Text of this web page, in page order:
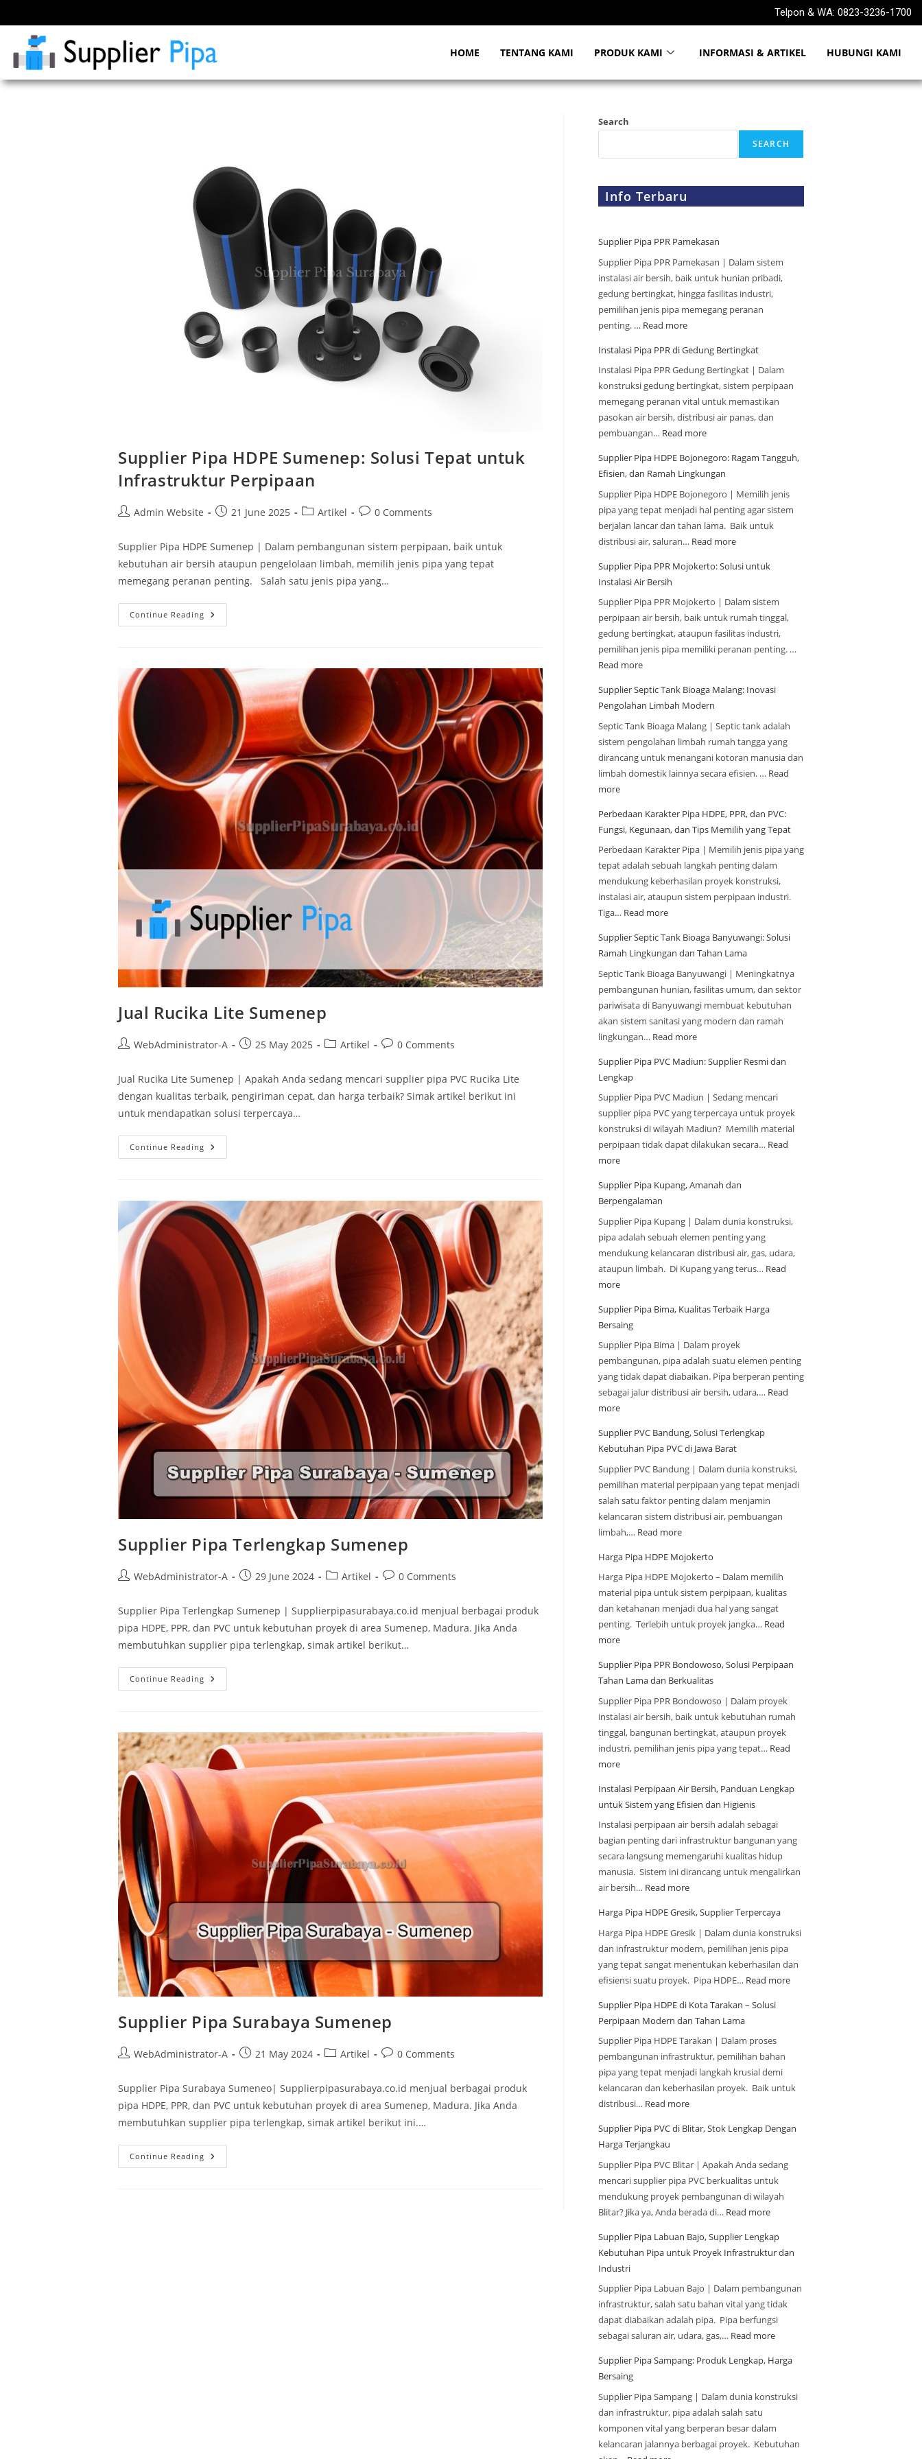
Telpon & WA: 0823-3236-1700
HOME TENTANG KAMI PRODUK KAMI INFORMASI & ARTIKEL HUBUNGI KAMI
Supplier Pipa HDPE Sumenep: Solusi Tepat untuk
Infrastruktur Perpipaan
Admin Website 21 June 2025 Artikel 0 Comments
Supplier Pipa HDPE Sumenep | Dalam pembangunan sistem perpipaan, baik untuk
kebutuhan air bersih ataupun pengelolaan limbah, memilih jenis pipa yang tepat
memegang peranan penting. Salah satu jenis pipa yang…
Continue Reading
Jual Rucika Lite Sumenep
WebAdministrator-A 25 May 2025 Artikel 0 Comments
Jual Rucika Lite Sumenep | Apakah Anda sedang mencari supplier pipa PVC Rucika Lite
dengan kualitas terbaik, pengiriman cepat, dan harga terbaik? Simak artikel berikut ini
untuk mendapatkan solusi terpercaya…
Continue Reading
Supplier Pipa Terlengkap Sumenep
WebAdministrator-A 29 June 2024 Artikel 0 Comments
Supplier Pipa Terlengkap Sumenep | Supplierpipasurabaya.co.id menjual berbagai produk
pipa HDPE, PPR, dan PVC untuk kebutuhan proyek di area Sumenep, Madura. Jika Anda
membutuhkan supplier pipa terlengkap, simak artikel berikut…
Continue Reading
Supplier Pipa Surabaya Sumenep
WebAdministrator-A 21 May 2024 Artikel 0 Comments
Supplier Pipa Surabaya Sumeneo| Supplierpipasurabaya.co.id menjual berbagai produk
pipa HDPE, PPR, dan PVC untuk kebutuhan proyek di area Sumenep, Madura. Jika Anda
membutuhkan supplier pipa terlengkap, simak artikel berikut ini.…
Continue Reading
Search
SEARCH
Info Terbaru
Supplier Pipa PPR Pamekasan
Supplier Pipa PPR Pamekasan | Dalam sistem
instalasi air bersih, baik untuk hunian pribadi,
gedung bertingkat, hingga fasilitas industri,
pemilihan jenis pipa memegang peranan
penting. … Read more
Instalasi Pipa PPR di Gedung Bertingkat
Instalasi Pipa PPR Gedung Bertingkat | Dalam
konstruksi gedung bertingkat, sistem perpipaan
memegang peranan vital untuk memastikan
pasokan air bersih, distribusi air panas, dan
pembuangan… Read more
Supplier Pipa HDPE Bojonegoro: Ragam Tangguh,
Efisien, dan Ramah Lingkungan
Supplier Pipa HDPE Bojonegoro | Memilih jenis
pipa yang tepat menjadi hal penting agar sistem
berjalan lancar dan tahan lama. Baik untuk
distribusi air, saluran… Read more
Supplier Pipa PPR Mojokerto: Solusi untuk
Instalasi Air Bersih
Supplier Pipa PPR Mojokerto | Dalam sistem
perpipaan air bersih, baik untuk rumah tinggal,
gedung bertingkat, ataupun fasilitas industri,
pemilihan jenis pipa memiliki peranan penting. …
Read more
Supplier Septic Tank Bioaga Malang: Inovasi
Pengolahan Limbah Modern
Septic Tank Bioaga Malang | Septic tank adalah
sistem pengolahan limbah rumah tangga yang
dirancang untuk menangani kotoran manusia dan
limbah domestik lainnya secara efisien. … Read
more
Perbedaan Karakter Pipa HDPE, PPR, dan PVC:
Fungsi, Kegunaan, dan Tips Memilih yang Tepat
Perbedaan Karakter Pipa | Memilih jenis pipa yang
tepat adalah sebuah langkah penting dalam
mendukung keberhasilan proyek konstruksi,
instalasi air, ataupun sistem perpipaan industri.
Tiga… Read more
Supplier Septic Tank Bioaga Banyuwangi: Solusi
Ramah Lingkungan dan Tahan Lama
Septic Tank Bioaga Banyuwangi | Meningkatnya
pembangunan hunian, fasilitas umum, dan sektor
pariwisata di Banyuwangi membuat kebutuhan
akan sistem sanitasi yang modern dan ramah
lingkungan… Read more
Supplier Pipa PVC Madiun: Supplier Resmi dan
Lengkap
Supplier Pipa PVC Madiun | Sedang mencari
supplier pipa PVC yang terpercaya untuk proyek
konstruksi di wilayah Madiun? Memilih material
perpipaan tidak dapat dilakukan secara… Read
more
Supplier Pipa Kupang, Amanah dan
Berpengalaman
Supplier Pipa Kupang | Dalam dunia konstruksi,
pipa adalah sebuah elemen penting yang
mendukung kelancaran distribusi air, gas, udara,
ataupun limbah. Di Kupang yang terus… Read
more
Supplier Pipa Bima, Kualitas Terbaik Harga
Bersaing
Supplier Pipa Bima | Dalam proyek
pembangunan, pipa adalah suatu elemen penting
yang tidak dapat diabaikan. Pipa berperan penting
sebagai jalur distribusi air bersih, udara,… Read
more
Supplier PVC Bandung, Solusi Terlengkap
Kebutuhan Pipa PVC di Jawa Barat
Supplier PVC Bandung | Dalam dunia konstruksi,
pemilihan material perpipaan yang tepat menjadi
salah satu faktor penting dalam menjamin
kelancaran sistem distribusi air, pembuangan
limbah,… Read more
Harga Pipa HDPE Mojokerto
Harga Pipa HDPE Mojokerto – Dalam memilih
material pipa untuk sistem perpipaan, kualitas
dan ketahanan menjadi dua hal yang sangat
penting. Terlebih untuk proyek jangka… Read
more
Supplier Pipa PPR Bondowoso, Solusi Perpipaan
Tahan Lama dan Berkualitas
Supplier Pipa PPR Bondowoso | Dalam proyek
instalasi air bersih, baik untuk kebutuhan rumah
tinggal, bangunan bertingkat, ataupun proyek
industri, pemilihan jenis pipa yang tepat… Read
more
Instalasi Perpipaan Air Bersih, Panduan Lengkap
untuk Sistem yang Efisien dan Higienis
Instalasi perpipaan air bersih adalah sebagai
bagian penting dari infrastruktur bangunan yang
secara langsung memengaruhi kualitas hidup
manusia. Sistem ini dirancang untuk mengalirkan
air bersih… Read more
Harga Pipa HDPE Gresik, Supplier Terpercaya
Harga Pipa HDPE Gresik | Dalam dunia konstruksi
dan infrastruktur modern, pemilihan jenis pipa
yang tepat sangat menentukan keberhasilan dan
efisiensi suatu proyek. Pipa HDPE… Read more
Supplier Pipa HDPE di Kota Tarakan – Solusi
Perpipaan Modern dan Tahan Lama
Supplier Pipa HDPE Tarakan | Dalam proses
pembangunan infrastruktur, pemilihan bahan
pipa yang tepat menjadi langkah krusial demi
kelancaran dan keberhasilan proyek. Baik untuk
distribusi… Read more
Supplier Pipa PVC di Blitar, Stok Lengkap Dengan
Harga Terjangkau
Supplier Pipa PVC Blitar | Apakah Anda sedang
mencari supplier pipa PVC berkualitas untuk
mendukung proyek pembangunan di wilayah
Blitar? Jika ya, Anda berada di… Read more
Supplier Pipa Labuan Bajo, Supplier Lengkap
Kebutuhan Pipa untuk Proyek Infrastruktur dan
Industri
Supplier Pipa Labuan Bajo | Dalam pembangunan
infrastruktur, salah satu bahan vital yang tidak
dapat diabaikan adalah pipa. Pipa berfungsi
sebagai saluran air, udara, gas,… Read more
Supplier Pipa Sampang: Produk Lengkap, Harga
Bersaing
Supplier Pipa Sampang | Dalam dunia konstruksi
dan infrastruktur, pipa adalah salah satu
komponen vital yang berperan besar dalam
kelancaran jalannya berbagai proyek. Kebutuhan